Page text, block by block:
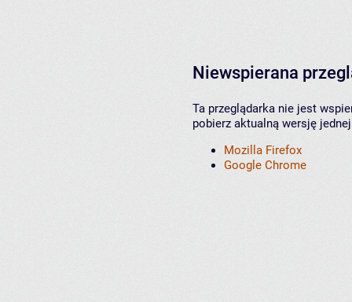
Niewspierana
Ta przeglądarka nie jest
pobierz aktualną wersję
Mozilla Firefox
Google Chrome